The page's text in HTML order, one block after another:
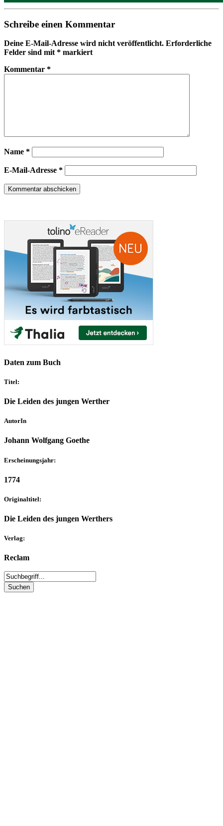
Schreibe einen Kommentar
Deine E-Mail-Adresse wird nicht veröffentlicht. Erforderliche
Felder sind mit* markiert
Kommentar *
Name *
E-Mail-Adresse *
Daten zum Buch
Titel:
Die Leiden des jungen Werther
AutorIn
Johann Wolfgang Goethe
Erscheinungsjahr:
1774
Originaltitel:
Die Leiden des jungen Werthers
Verlag:
Reclam